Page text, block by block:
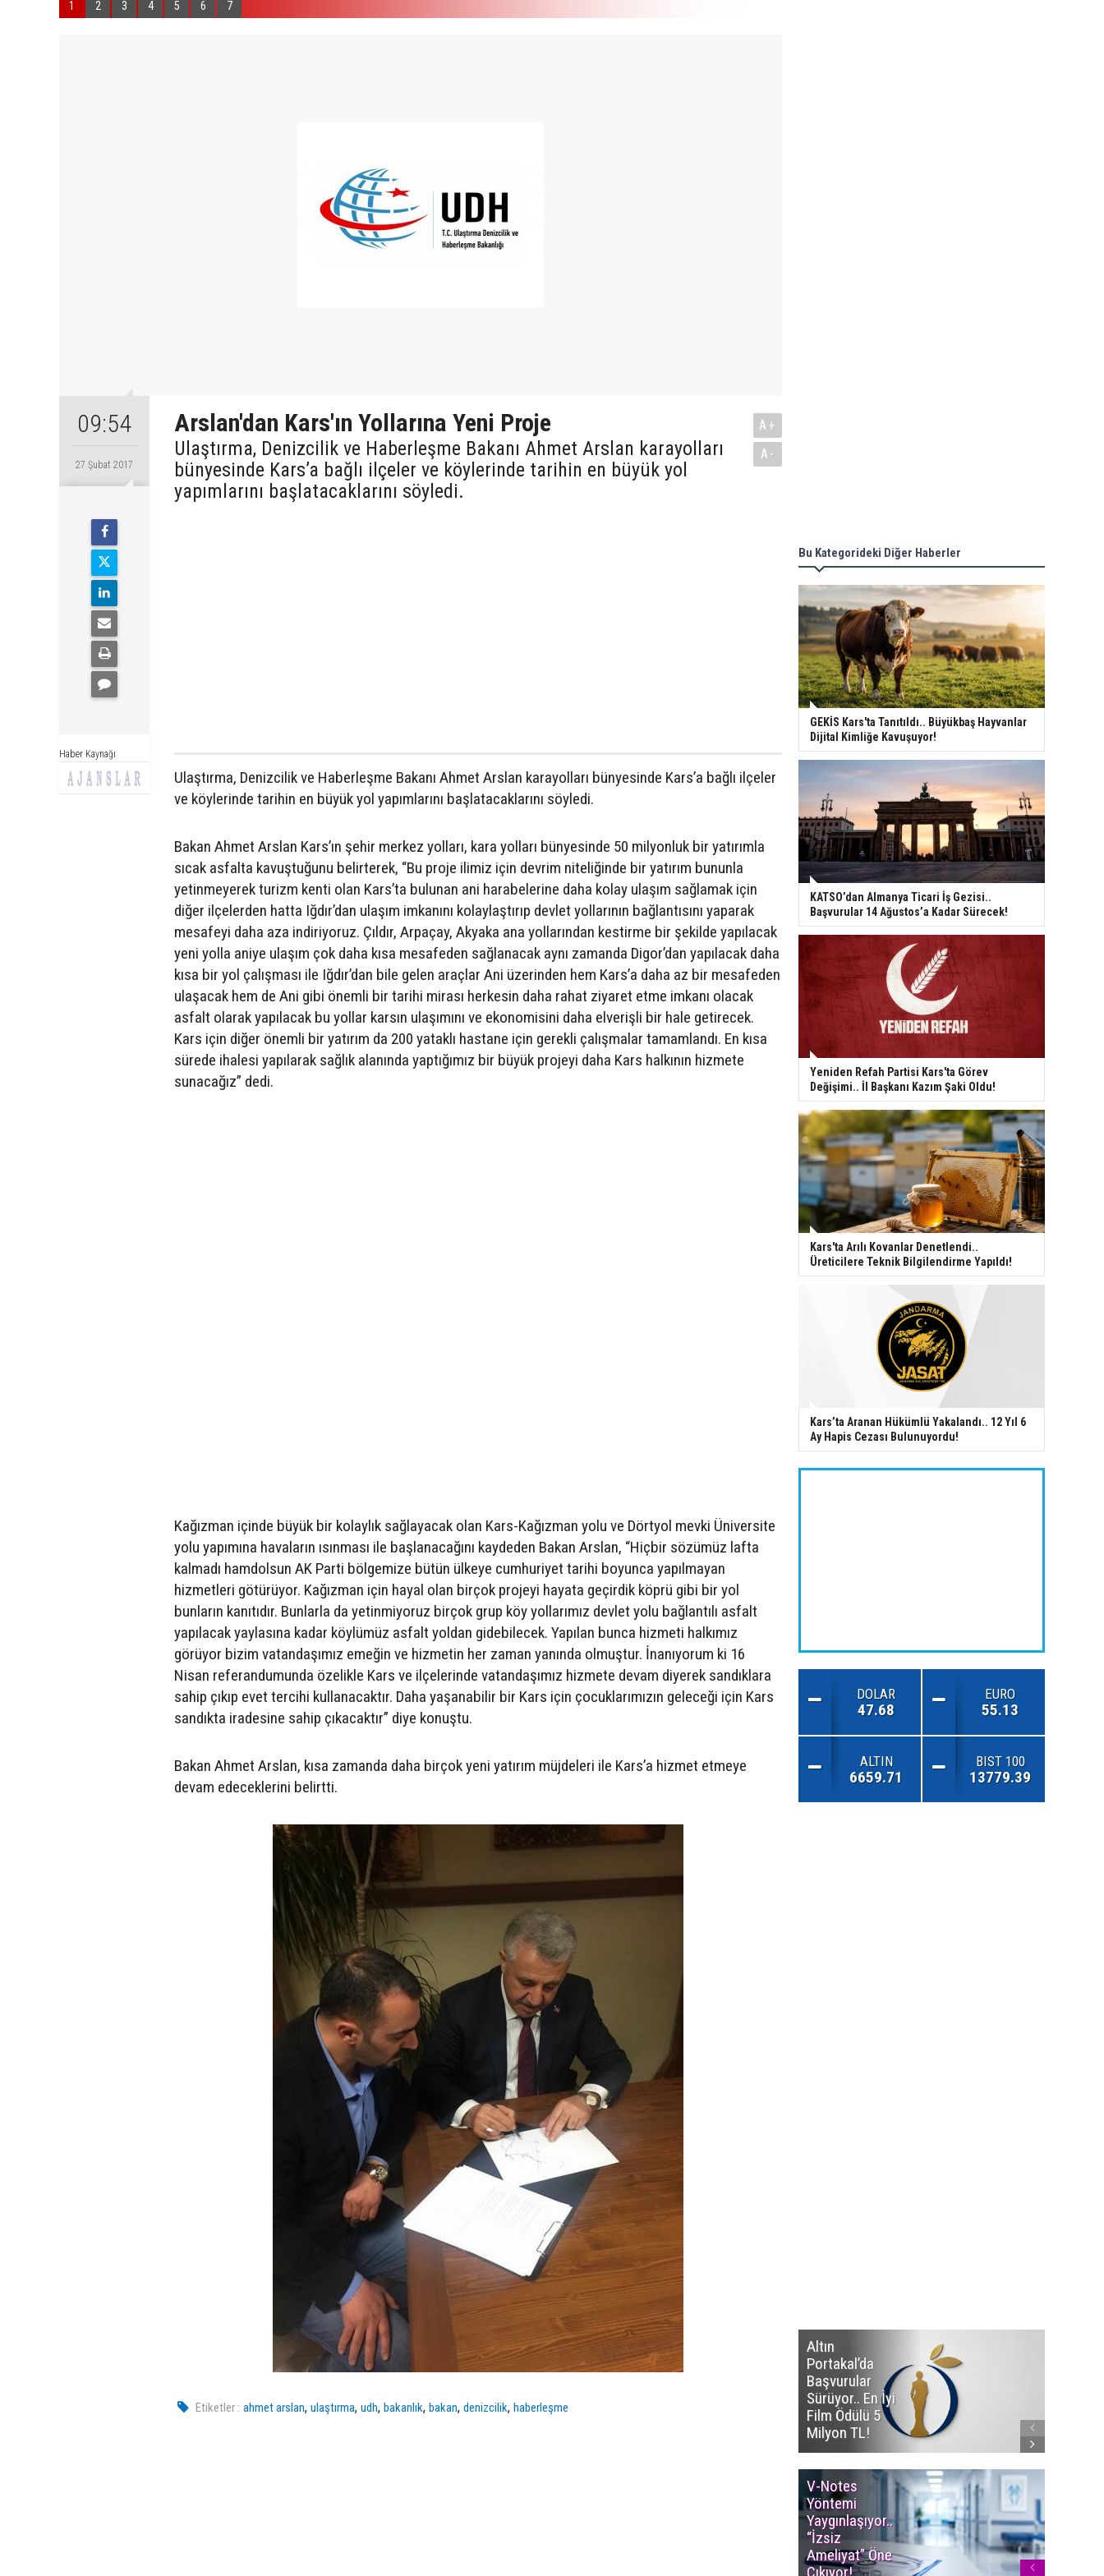
1 2 3 4 5 6 7
09:54
27 Şubat 2017
Haber Kaynağı
Arslan'dan Kars'ın Yollarına Yeni Proje
Ulaştırma, Denizcilik ve Haberleşme Bakanı Ahmet Arslan karayolları
bünyesinde Kars’a bağlı ilçeler ve köylerinde tarihin en büyük yol
yapımlarını başlatacaklarını söyledi.
A+
A-
Ulaştırma, Denizcilik ve Haberleşme Bakanı Ahmet Arslan karayolları bünyesinde Kars’a bağlı ilçeler
ve köylerinde tarihin en büyük yol yapımlarını başlatacaklarını söyledi.
Bakan Ahmet Arslan Kars’ın şehir merkez yolları, kara yolları bünyesinde 50 milyonluk bir yatırımla
sıcak asfalta kavuştuğunu belirterek, “Bu proje ilimiz için devrim niteliğinde bir yatırım bununla
yetinmeyerek turizm kenti olan Kars’ta bulunan ani harabelerine daha kolay ulaşım sağlamak için
diğer ilçelerden hatta Iğdır’dan ulaşım imkanını kolaylaştırıp devlet yollarının bağlantısını yaparak
mesafeyi daha aza indiriyoruz. Çıldır, Arpaçay, Akyaka ana yollarından kestirme bir şekilde yapılacak
yeni yolla aniye ulaşım çok daha kısa mesafeden sağlanacak aynı zamanda Digor’dan yapılacak daha
kısa bir yol çalışması ile Iğdır’dan bile gelen araçlar Ani üzerinden hem Kars’a daha az bir mesafeden
ulaşacak hem de Ani gibi önemli bir tarihi mirası herkesin daha rahat ziyaret etme imkanı olacak
asfalt olarak yapılacak bu yollar karsın ulaşımını ve ekonomisini daha elverişli bir hale getirecek.
Kars için diğer önemli bir yatırım da 200 yataklı hastane için gerekli çalışmalar tamamlandı. En kısa
sürede ihalesi yapılarak sağlık alanında yaptığımız bir büyük projeyi daha Kars halkının hizmete
sunacağız” dedi.
Kağızman içinde büyük bir kolaylık sağlayacak olan Kars-Kağızman yolu ve Dörtyol mevki Üniversite
yolu yapımına havaların ısınması ile başlanacağını kaydeden Bakan Arslan, “Hiçbir sözümüz lafta
kalmadı hamdolsun AK Parti bölgemize bütün ülkeye cumhuriyet tarihi boyunca yapılmayan
hizmetleri götürüyor. Kağızman için hayal olan birçok projeyi hayata geçirdik köprü gibi bir yol
bunların kanıtıdır. Bunlarla da yetinmiyoruz birçok grup köy yollarımız devlet yolu bağlantılı asfalt
yapılacak yaylasına kadar köylümüz asfalt yoldan gidebilecek. Yapılan bunca hizmeti halkımız
görüyor bizim vatandaşımız emeğin ve hizmetin her zaman yanında olmuştur. İnanıyorum ki 16
Nisan referandumunda özelikle Kars ve ilçelerinde vatandaşımız hizmete devam diyerek sandıklara
sahip çıkıp evet tercihi kullanacaktır. Daha yaşanabilir bir Kars için çocuklarımızın geleceği için Kars
sandıkta iradesine sahip çıkacaktır” diye konuştu.
Bakan Ahmet Arslan, kısa zamanda daha birçok yeni yatırım müjdeleri ile Kars’a hizmet etmeye
devam edeceklerini belirtti.
Etiketler : ahmet arslan,ulaştırma,udh,bakanlık,bakan,denizcilik,haberleşme
Bu Kategorideki Diğer Haberler
GEKİS Kars'ta Tanıtıldı.. Büyükbaş Hayvanlar
Dijital Kimliğe Kavuşuyor!
KATSO’dan Almanya Ticari İş Gezisi..
Başvurular 14 Ağustos’a Kadar Sürecek!
Yeniden Refah Partisi Kars'ta Görev
Değişimi.. İl Başkanı Kazım Şaki Oldu!
Kars'ta Arılı Kovanlar Denetlendi..
Üreticilere Teknik Bilgilendirme Yapıldı!
Kars’ta Aranan Hükümlü Yakalandı.. 12 Yıl 6
Ay Hapis Cezası Bulunuyordu!
DOLAR
47.68
EURO
55.13
ALTIN
6659.71
BIST 100
13779.39
Altın
Portakal’da
Başvurular
Sürüyor.. En İyi
Film Ödülü 5
Milyon TL!
V-Notes
Yöntemi
Yaygınlaşıyor..
“İzsiz
Ameliyat” Öne